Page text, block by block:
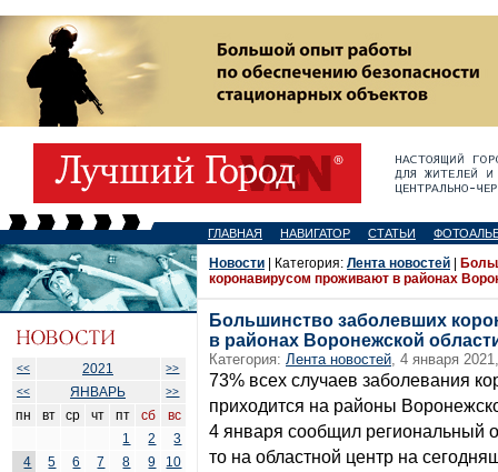
ГЛАВНАЯ НАВИГАТОР СТАТЬИ
<< 2021
>>
<<
ЯНВАРЬ >>
пн вт ср чт пт сб
вс
1
2
3
4
5 6 7 8 9
10
Новости | Категория: Лента новостей
коронавирусом проживают в районах
Большинство заболевших
в районах Воронежской
Категория: Лента новостей, 4 января
73% всех случаев заболевания
приходится на районы
4 января сообщил региональный
то на областной центр на